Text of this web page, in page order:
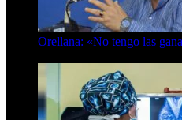
Orellana: «No tengo las